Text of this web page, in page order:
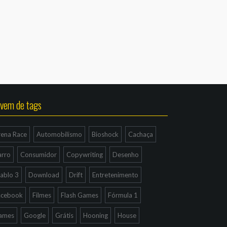
de tags
Race Automobilismo Bioshock Cachaça
Consumidor Copywriting Desenho
3 Download Drift Entretenimento
Filmes Flash Games Fórmula 1
Google Grátis Hooning House